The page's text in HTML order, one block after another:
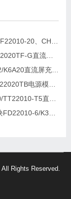
Rights Reserved.